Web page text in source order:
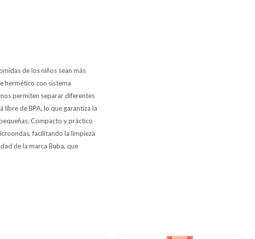
de los niños sean más
hermético con sistema
permiten separar diferentes
libre de BPA, lo que garantiza la
Compacto y práctico
facilitando la limpieza
de la marca Buba, que